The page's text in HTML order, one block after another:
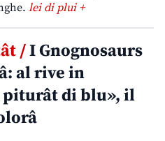
lei di plui +
/I Gnognosaurs
al rive in
piturât di blu», il